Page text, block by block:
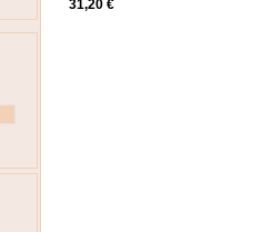
31,20 €